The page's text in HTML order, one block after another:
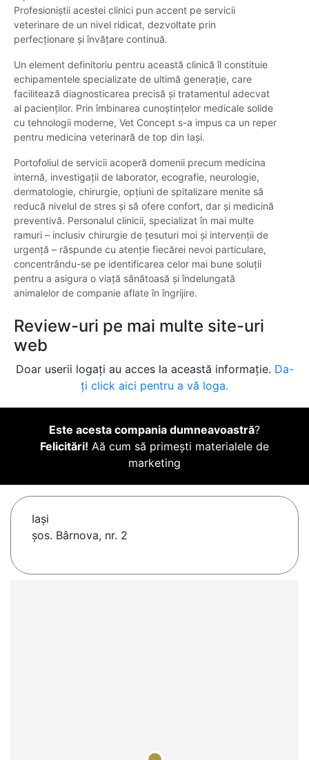
Profesioniștii acestei clinici pun accent pe servicii
veterinare de un nivel ridicat, dezvoltate prin
perfecționare și învățare continuă.
Un element definitoriu pentru această clinică îl constituie
echipamentele specializate de ultimă generație, care
facilitează diagnosticarea precisă și tratamentul adecvat
al pacienților. Prin îmbinarea cunoștințelor medicale solide
cu tehnologii moderne, Vet Concept s-a impus ca un reper
pentru medicina veterinară de top din Iași.
Portofoliul de servicii acoperă domenii precum medicina
internă, investigații de laborator, ecografie, neurologie,
dermatologie, chirurgie, opțiuni de spitalizare menite să
reducă nivelul de stres și să ofere confort, dar și medicină
preventivă. Personalul clinicii, specializat în mai multe
ramuri – inclusiv chirurgie de țesuturi moi și intervenții de
urgență – răspunde cu atenție fiecărei nevoi particulare,
concentrându-se pe identificarea celor mai bune soluții
pentru a asigura o viață sănătoasă și îndelungată
animalelor de companie aflate în îngrijire.
Review-uri pe mai multe site-uri
web
Doar userii logați au acces la această informație. Da-
ți click aici pentru a vă loga.
Este acesta compania dumneavoastră?
Felicitări! Aă cum să primești materialele de
marketing
Iaşi
șos. Bârnova, nr. 2